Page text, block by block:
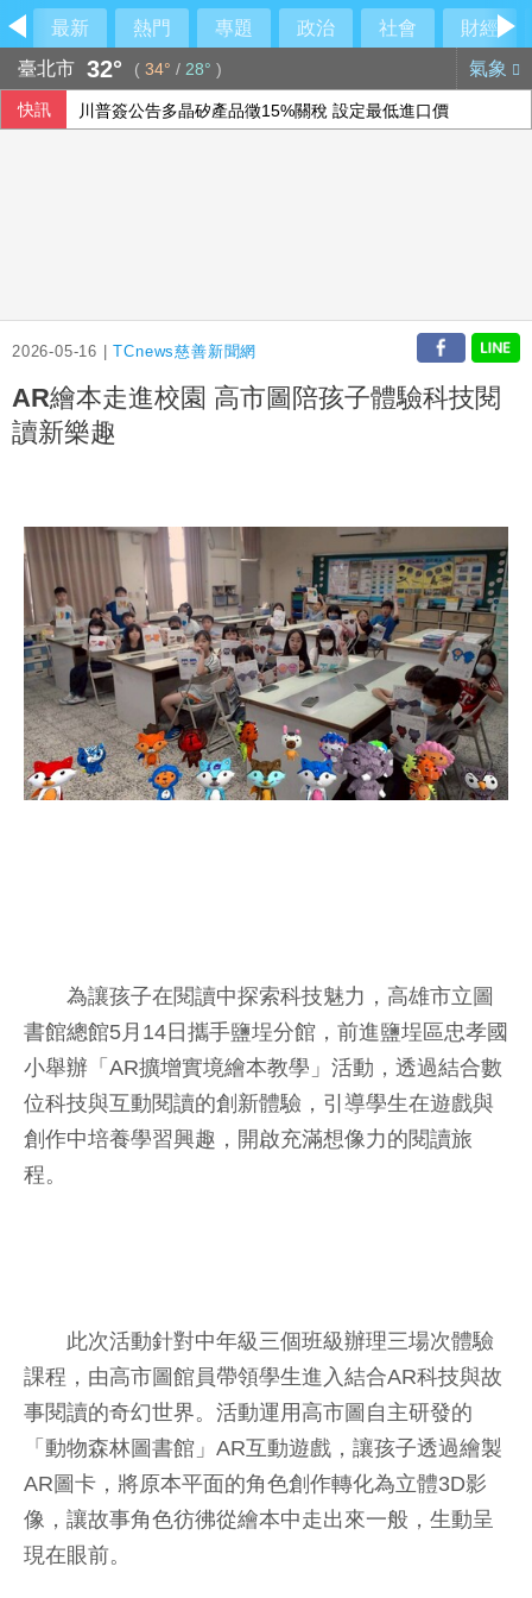
最新 熱門 專題 政治 社會
財經
臺北市 32° ( 34° / 28° ) 氣象
快訊 川普簽公告多晶矽產品徵15%關稅 設定最低進口價
2026-05-16 |TCnews慈善新聞網
AR繪本走進校園 高市圖陪孩子體驗科技閱
讀新樂趣
為讓孩子在閱讀中探索科技魅力，高雄市立圖
書館總館5月14日攜手鹽埕分館，前進鹽埕區忠孝國
小舉辦「AR擴增實境繪本教學」活動，透過結合數
位科技與互動閱讀的創新體驗，引導學生在遊戲與
創作中培養學習興趣，開啟充滿想像力的閱讀旅
程。
此次活動針對中年級三個班級辦理三場次體驗
課程，由高市圖館員帶領學生進入結合AR科技與故
事閱讀的奇幻世界。活動運用高市圖自主研發的
「動物森林圖書館」AR互動遊戲，讓孩子透過繪製
AR圖卡，將原本平面的角色創作轉化為立體3D影
像，讓故事角色彷彿從繪本中走出來一般，生動呈
現在眼前。